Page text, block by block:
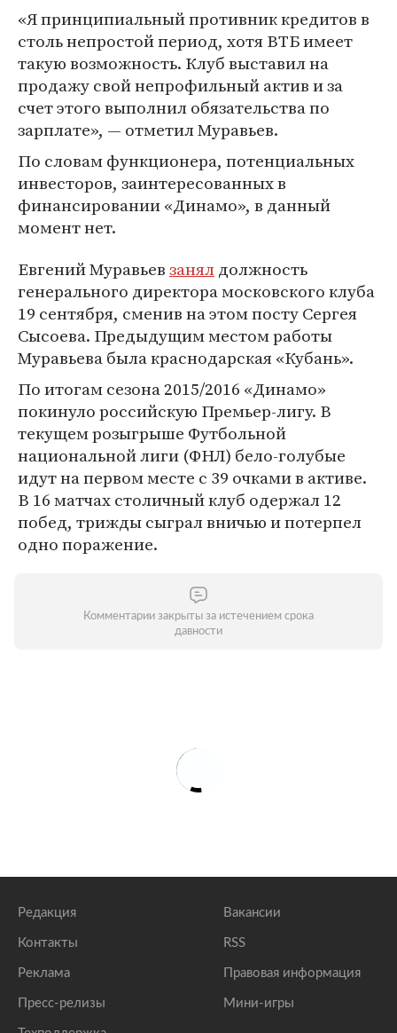
«Я принципиальный противник кредитов в
столь непростой период, хотя ВТБ имеет
такую возможность. Клуб выставил на
продажу свой непрофильный актив и за
счет этого выполнил обязательства по
зарплате», — отметил Муравьев.
По словам функционера, потенциальных
инвесторов, заинтересованных в
финансировании «Динамо», в данный
момент нет.
Евгений Муравьевзанялдолжность
генерального директора московского клуба
19 сентября, сменив на этом посту Сергея
Сысоева. Предыдущим местом работы
Муравьева была краснодарская «Кубань».
По итогам сезона 2015/2016 «Динамо»
покинуло российскую Премьер-лигу. В
текущем розыгрыше Футбольной
национальной лиги (ФНЛ) бело-голубые
идут на первом месте с 39 очками в активе.
В 16 матчах столичный клуб одержал 12
побед, трижды сыграл вничью и потерпел
одно поражение.
Комментарии закрыты за истечением срока
давности
Редакция
Контакты
Реклама
Пресс-релизы
Вакансии
RSS
Правовая информация
Мини-игры